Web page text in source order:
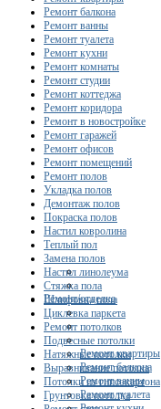
Ремонт/отделка
Ремонт квартиры
Ремонт балкона
Ремонт ванны
Ремонт туалета
Ремонт балкона
Ремонт ванны
Ремонт туалета
Ремонт кухни
Ремонт комнаты
Ремонт студии
Ремонт коттеджа
Ремонт коридора
Ремонт в новостройке
Ремонт гаражей
Ремонт офисов
Ремонт помещений
Ремонт полов
Укладка полов
Демонтаж полов
Покраска полов
Настил ковролина
Теплый пол
Замена полов
Настил линолеума
Стяжка пола
Шлифовка пола
Циклевка паркета
Ремонт потолков
Подвесные потолки
Натяжные потолки
Выравнивание потолка
Потолки из гипсокартона
Грунтовка потолка